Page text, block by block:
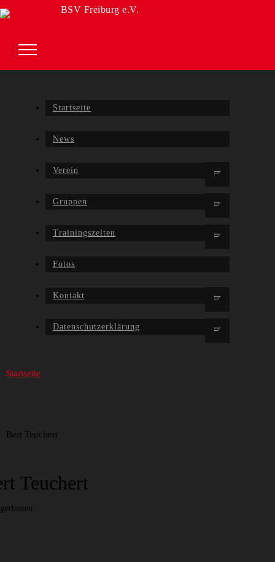
BSV Freiburg e.V.
Startseite
News
Verein
Gruppen
Trainingszeiten
Fotos
Kontakt
Datenschutzerklärung
Startseite
Bert Teuchert
Teuchert